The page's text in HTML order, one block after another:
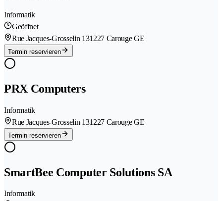
Informatik
Geöffnet
Rue Jacques-Grosselin 131227 Carouge GE
Termin reservieren
PRX Computers
Informatik
Rue Jacques-Grosselin 131227 Carouge GE
Termin reservieren
SmartBee Computer Solutions SA
Informatik